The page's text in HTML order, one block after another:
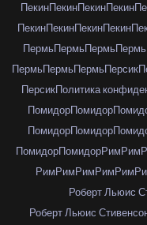
ПекинПекинПекинПекин
ПекинПекинПекинПекин
ПермьПермьПермьПермь
ПермьПермьПермьПерсик
ПерсикПолитика
ПомидорПомидор
ПомидорПомидор
ПомидорПомидорРимРим
РимРимРимРимРим
Роберт Льюис
Роберт Льюис